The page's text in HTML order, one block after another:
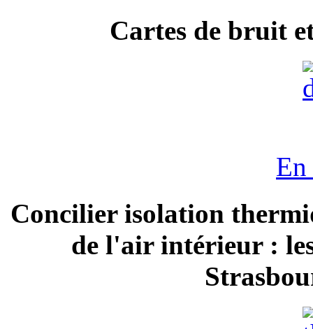
Cartes de bruit
Concilier isolation
de l'air intérieur :